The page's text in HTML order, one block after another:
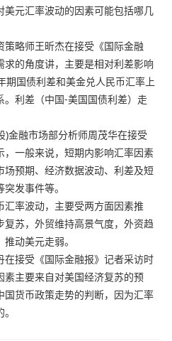
元汇率波动的因素可能包括哪几
略师王昕杰在接受《国际金融
的角度讲，主要是相对利差影响
期国债利差和美金兑人民币汇率上
利差（中国-美国国债利差）走
融市场部分析师周茂华在接受
，一般来说，短期内影响汇率因素
预期、经济数据波动、利差及短
发事件等。
率波动，主要受两方面因素推
苏，外贸维持高景气度，外资趋
动美元走弱。
接受《国际金融报》记者采访时
主要来自对美国经济复苏的预
货币政策走势的判断，因为汇率